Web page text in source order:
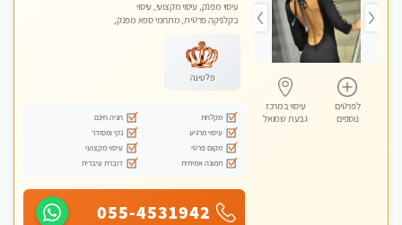
לפרטים
נוספים
עיסוי במרכז
גבעת שמואל
עיסוי מפנק, עיסוי מקצועי, עיסוי
בקלניקה פרטית, מתחמי ספא מפנק,
פלטינה
מקלחת
חניה חינם
עיסוי מרגיע
נקי ומסודר
מקום פרטי
עיסוי מקצועי
תמונה אמיתית
דוברת עיברית
055-4531942